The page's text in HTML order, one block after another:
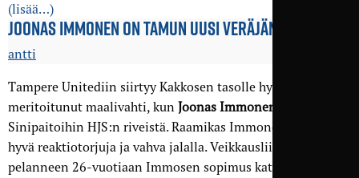
(lisää…)
JOONAS IMMONEN ON TAMUN UUSI VERÄJÄNVARTIJA
antti
Tampere Unitediin siirtyy Kakkosen tasolle hyvin
meritoitunut maalivahti, kun Joonas Immonen
Sinipaitoihin HJS:n riveistä. Raamikas Immonen on erittäin
hyvä reaktiotorjuja ja vahva jalalla. Veikkausliigassakin
pelanneen 26-vuotiaan Immosen sopimus kattaa kauden